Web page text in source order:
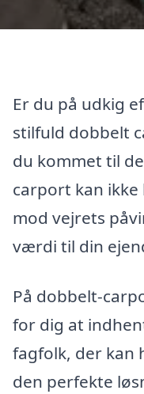
Er du på udkig
stilfuld dobbelt
du kommet til
carport kan
mod vejrets
værdi til din
På dobbelt-
for dig at
fagfolk, der kan
den perfekte